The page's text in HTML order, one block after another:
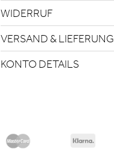
WIDERRUF
VERSAND & LIEFERUNG
KONTO DETAILS